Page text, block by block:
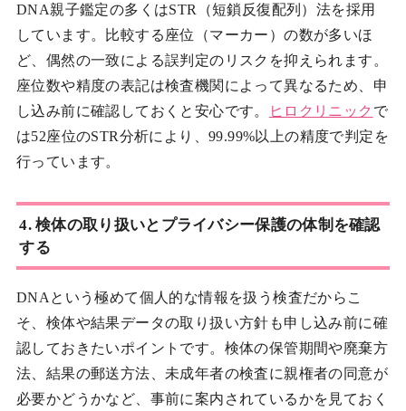
DNA親子鑑定の多くはSTR（短鎖反復配列）法を採用
しています。比較する座位（マーカー）の数が多いほ
ど、偶然の一致による誤判定のリスクを抑えられます。
座位数や精度の表記は検査機関によって異なるため、申
し込み前に確認しておくと安心です。
ヒロクリニック で
は52座位のSTR分析により、99.99%以上の精度で判定を
行っています。
4. 検体の取り扱いとプライバシー保護の体制を確認
する
DNAという極めて個人的な情報を扱う検査だからこ
そ、検体や結果データの取り扱い方針も申し込み前に確
認しておきたいポイントです。検体の保管期間や廃棄方
法、結果の郵送方法、未成年者の検査に親権者の同意が
必要かどうかなど、事前に案内されているかを見ておく